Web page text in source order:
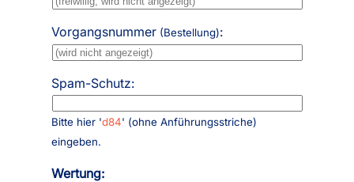
Wertung:
Vorgangsnummer (Bestellung):
Spam-Schutz:
Bitte hier 'd84' (ohne Anführungsstriche)
eingeben.